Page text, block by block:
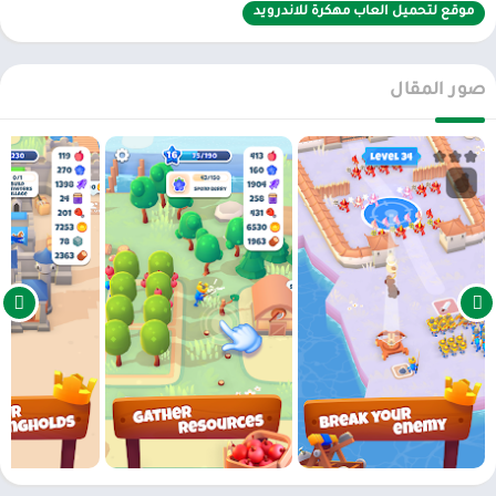
👑 هل تستحق التاج الذي ترتديه؟ 👑
🛡️ حوِّل سيوفك إلى محاريث: ابدأ اللعبة بزراعة التوت، وبعه في السوق
لإطعام شعبك الجائع واستخدِم العملات التي تحصل عليها واستثمرها في
🗡️ …ومحاريثك إلى سيوف: استثمر الأرباح التي تحصدها من الأعمال
الحرفية في لعبة تقمص الأدوار هذه المليئة بالأكشن في توسيع جيشك
وترقيته، مع توافر خمسة أنواع مختلفة من الجنود يمكن تعيينهم
وتحسينهم. حوِّل مجموعتك الصغيرة من الغزاة إلى حشد مهيب من
الفرسان والرماة المدججين بالسلاح، والمستعدين لغزو العالم الذائع
الصيت.
توجَّه نحو الزوارق الطويلة: لا يقتصر الأمر على إدارة الوقت والتعدين للبحث
عن موارد: الملك العظيم عليه إثبات قدراته في المعركة. لذا، بمجرد الاعتناء
باحتياجاتك الأساسية وربح العملات وترقية جيشك، أبحِر لخوض الحرب،
واغزُ أكثر من 90 مدينة وقلعة للأعداء لنهبها والحصول على نقاط خبرة.
الان عبر موقعنا PlaYalandroiD متجر بلاي الاندرويد ، android store يمكنكم
موقع لتحميل العاب مهكرة للاندرويد
صور المقال